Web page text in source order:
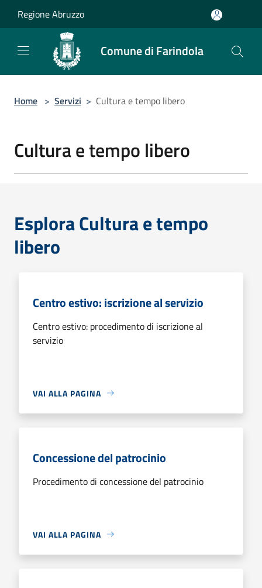
Regione Abruzzo
Comune di Farindola
Home > Servizi > Cultura e tempo libero
Cultura e tempo libero
Esplora Cultura e tempo
libero
Centro estivo: iscrizione al servizio
Centro estivo: procedimento di iscrizione al
servizio
VAI ALLA PAGINA
Concessione del patrocinio
Procedimento di concessione del patrocinio
VAI ALLA PAGINA